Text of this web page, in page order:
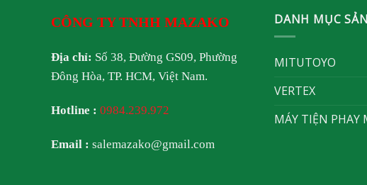
CÔNG TY TNHH MAZAKO
Địa chỉ: Số 38, Đường GS09, Phường
Đông Hòa, TP. HCM, Việt Nam.
Hotline : 0984.239.972
Email : salemazako@gmail.com
DANH MỤC
MITUTOYO
VERTEX
MÁY TIỆN PHAY